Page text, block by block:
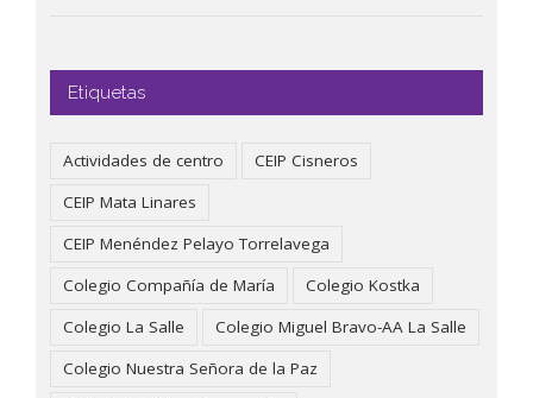
Etiquetas
Actividades de centro
CEIP Cisneros
CEIP Mata Linares
CEIP Menéndez Pelayo Torrelavega
Colegio Compañía de María
Colegio Kostka
Colegio La Salle
Colegio Miguel Bravo-AA La Salle
Colegio Nuestra Señora de la Paz